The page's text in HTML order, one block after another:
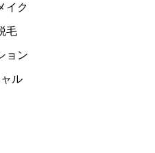
イク
毛
ョン
ル